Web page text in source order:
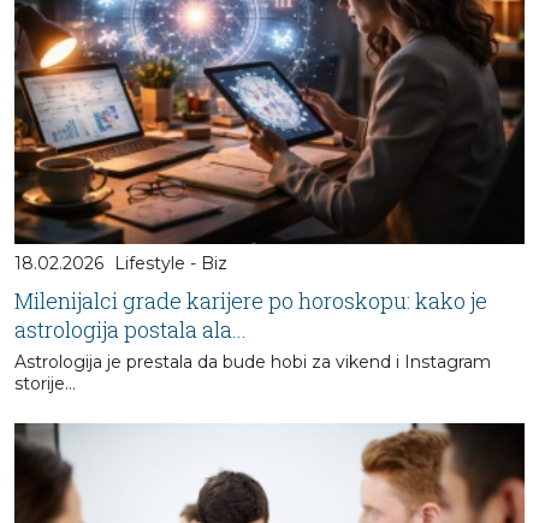
18.02.2026 Lifestyle - Biz
Milenijalci grade karijere po horoskopu: kako je
astrologija postala ala...
Astrologija je prestala da bude hobi za vikend i Instagram
storije…